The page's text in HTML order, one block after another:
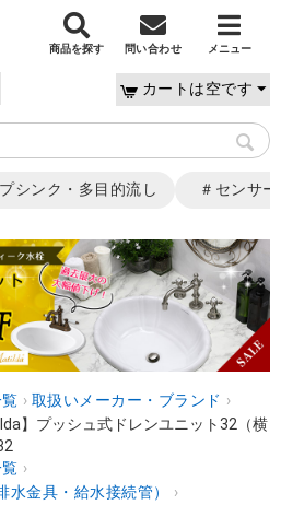
商品を探す 問い合わせ メニュー
カートは空です
シンク・多目的流し ＃センサ
› 取扱いメーカー・ブランド ›
】プッシュ式ドレンユニット32（横
›
金具・給水接続管）
›